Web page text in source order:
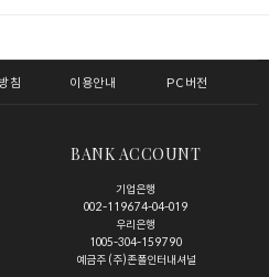
침 이용안내 PC버전
BANK ACCOUNT
기업은행
002-119674-04-019
우리은행
1005-304-159790
예금주 (주)존폴인터내셔널